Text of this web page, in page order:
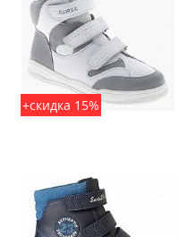
+скидка 15%